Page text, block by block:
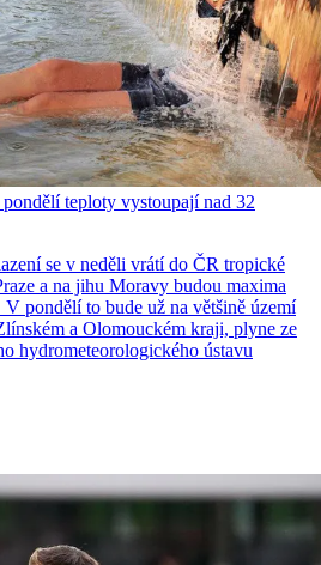
teploty vystoupají nad 32
se v neděli vrátí do ČR tropické
a na jihu Moravy budou maxima
V pondělí to bude už na většině území
a Olomouckém kraji, plyne ze
hydrometeorologického ústavu